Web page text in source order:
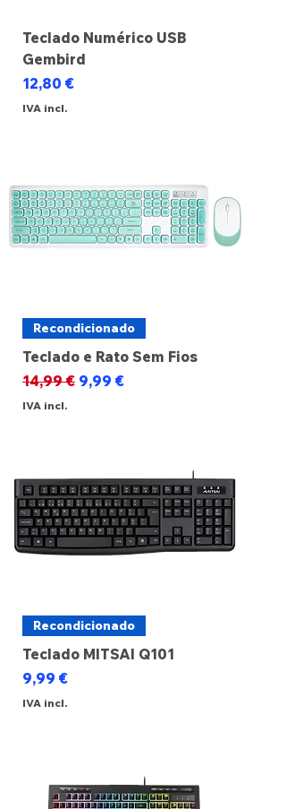
Teclado Numérico USB
Gembird
Preço
12,80 €
IVA incl.
Recondicionado
Teclado e Rato Sem Fios
Preço normal
14,99 € Preço promocional
9,99 €
IVA incl.
Recondicionado
Teclado MITSAI Q101
Preço
9,99 €
IVA incl.